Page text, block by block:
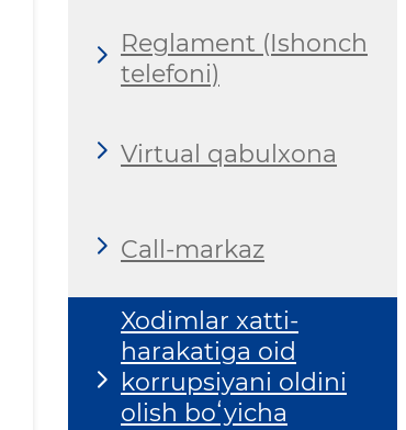
Reglament (Ishonch
telefoni)
Virtual qabulxona
Call-markaz
Xodimlar xatti-
harakatiga oid
korrupsiyani oldini
olish boʻyicha